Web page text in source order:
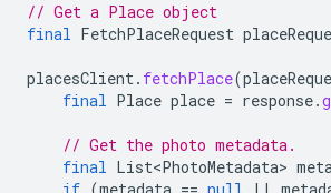
// Get a Place object
final FetchPlaceRequest
placesClient. fetchPlace(
final Place place = response.
// Get the photo metadata.
final List<PhotoMetadata>